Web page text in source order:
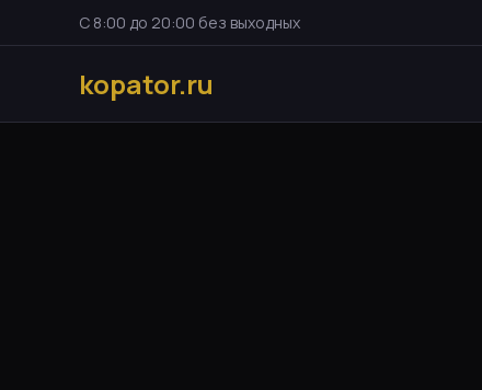
С 8:00 до 20:00 без выходных
kopator.ru